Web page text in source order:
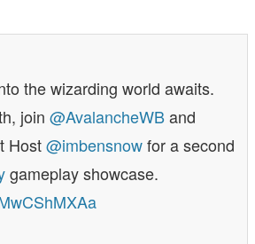
the wizarding world awaits.
join @AvalancheWBand
Host@imbensnowfor a second
gameplay showcase.